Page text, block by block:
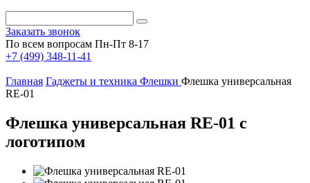
Заказать звонок
По всем вопросам Пн-Пт 8-17
+7 (499) 348-11-41
Главная Гаджеты и техника Флешки Флешка универсальная
RE-01
Флешка универсальная RE-01 с
логотипом